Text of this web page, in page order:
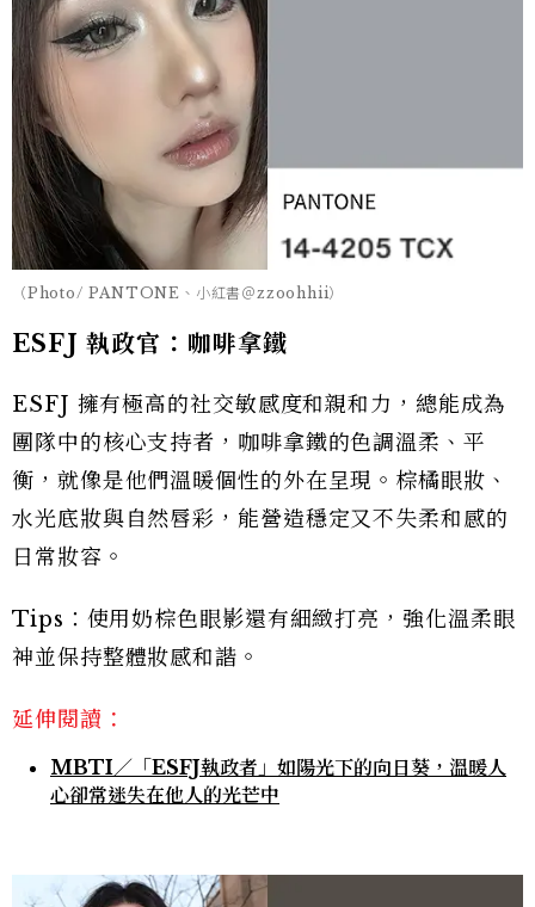
（Photo/ PANTONE、小紅書＠zzoohhii）
ESFJ 執政官：咖啡拿鐵
ESFJ 擁有極高的社交敏感度和親和力，總能成為
團隊中的核心支持者，咖啡拿鐵的色調溫柔、平
衡，就像是他們溫暖個性的外在呈現。棕橘眼妝、
水光底妝與自然唇彩，能營造穩定又不失柔和感的
日常妝容。
Tips：使用奶棕色眼影還有細緻打亮，強化溫柔眼
神並保持整體妝感和諧。
延伸閱讀：
MBTI／「ESFJ執政者」如陽光下的向日葵，溫暖人
心卻常迷失在他人的光芒中